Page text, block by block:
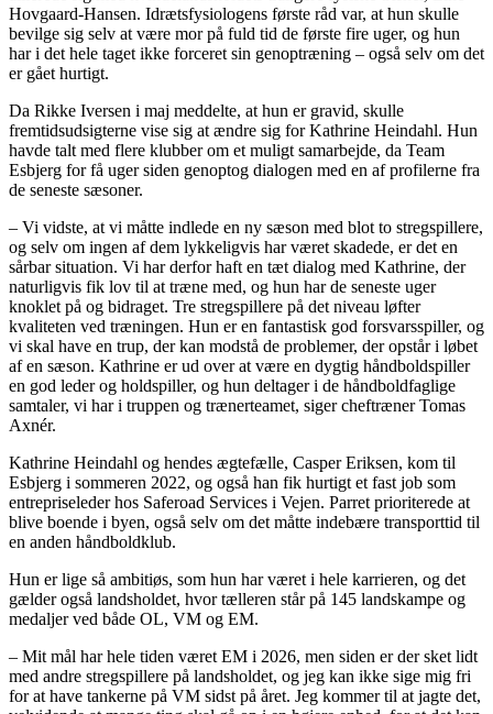
Hovgaard-Hansen. Idrætsfysiologens første råd var, at hun skulle
bevilge sig selv at være mor på fuld tid de første fire uger, og hun
har i det hele taget ikke forceret sin genoptræning – også selv om det
er gået hurtigt.
Da Rikke Iversen i maj meddelte, at hun er gravid, skulle
fremtidsudsigterne vise sig at ændre sig for Kathrine Heindahl. Hun
havde talt med flere klubber om et muligt samarbejde, da Team
Esbjerg for få uger siden genoptog dialogen med en af profilerne fra
de seneste sæsoner.
– Vi vidste, at vi måtte indlede en ny sæson med blot to stregspillere,
og selv om ingen af dem lykkeligvis har været skadede, er det en
sårbar situation. Vi har derfor haft en tæt dialog med Kathrine, der
naturligvis fik lov til at træne med, og hun har de seneste uger
knoklet på og bidraget. Tre stregspillere på det niveau løfter
kvaliteten ved træningen. Hun er en fantastisk god forsvarsspiller, og
vi skal have en trup, der kan modstå de problemer, der opstår i løbet
af en sæson. Kathrine er ud over at være en dygtig håndboldspiller
en god leder og holdspiller, og hun deltager i de håndboldfaglige
samtaler, vi har i truppen og trænerteamet, siger cheftræner Tomas
Axnér.
Kathrine Heindahl og hendes ægtefælle, Casper Eriksen, kom til
Esbjerg i sommeren 2022, og også han fik hurtigt et fast job som
entrepriseleder hos Saferoad Services i Vejen. Parret prioriterede at
blive boende i byen, også selv om det måtte indebære transporttid til
en anden håndboldklub.
Hun er lige så ambitiøs, som hun har været i hele karrieren, og det
gælder også landsholdet, hvor tælleren står på 145 landskampe og
medaljer ved både OL, VM og EM.
– Mit mål har hele tiden været EM i 2026, men siden er der sket lidt
med andre stregspillere på landsholdet, og jeg kan ikke sige mig fri
for at have tankerne på VM sidst på året. Jeg kommer til at jagte det,